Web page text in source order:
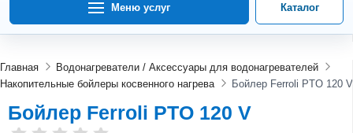
Меню услуг Каталог
Главная
Водонагреватели / Аксессуары для водонагревателей
Накопительные бойлеры косвенного нагрева
Бойлер Ferroli PTO 120 V
Бойлер Ferroli PTO 120 V